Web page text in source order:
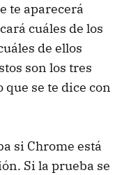
te aparecerá
cuáles de los
de ellos
son los tres
que se te dice con
si Chrome está
Si la prueba se